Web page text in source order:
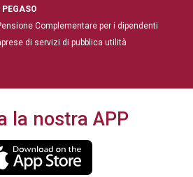
PEGASO
Complementare per i dipendenti
di servizi di pubblica utilità
la nostra APP